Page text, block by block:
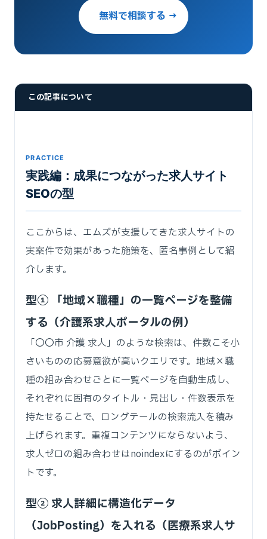
無料で相談する →
この記事について
PRACTICE
実践編：成果につながった求人サイト
SEOの型
ここからは、エムズが支援してきた求人サイトの
実案件で効果があった施策を、匿名事例として紹
介します。
型① 「地域×職種」の一覧ページを整備
する（介護系求人ポータルの例）
「〇〇市 介護 求人」のような検索は、件数こそ小
さいものの応募意欲が高いクエリです。地域×職
種の組み合わせごとに一覧ページを自動生成し、
それぞれに固有のタイトル・見出し・件数表示を
持たせることで、ロングテールの検索流入を積み
上げられます。重複コンテンツにならないよう、
求人ゼロの組み合わせはnoindexにするのがポイン
トです。
型② 求人詳細に構造化データ
（JobPosting）を入れる（医療系求人サ